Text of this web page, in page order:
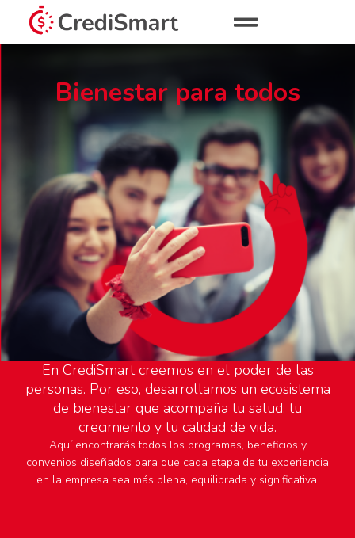
En CrediSmart creemos en el poder de las
personas. Por eso, desarrollamos un ecosistema
de bienestar que acompaña tu salud, tu
crecimiento y tu calidad de vida.
Aquí encontrarás todos los programas, beneficios y
convenios diseñados para que cada etapa de tu experiencia
en la empresa sea más plena, equilibrada y significativa.
Bienestar para todos